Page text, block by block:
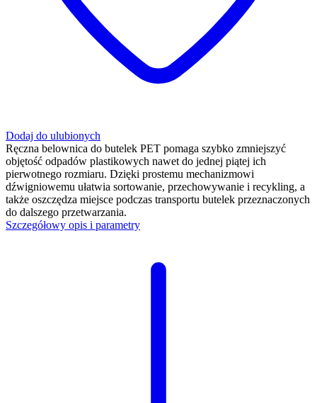
Dodaj do ulubionych
Ręczna belownica do butelek PET pomaga szybko zmniejszyć
objętość odpadów plastikowych nawet do jednej piątej ich
pierwotnego rozmiaru. Dzięki prostemu mechanizmowi
dźwigniowemu ułatwia sortowanie, przechowywanie i recykling, a
także oszczędza miejsce podczas transportu butelek przeznaczonych
do dalszego przetwarzania.
Szczegółowy opis i parametry